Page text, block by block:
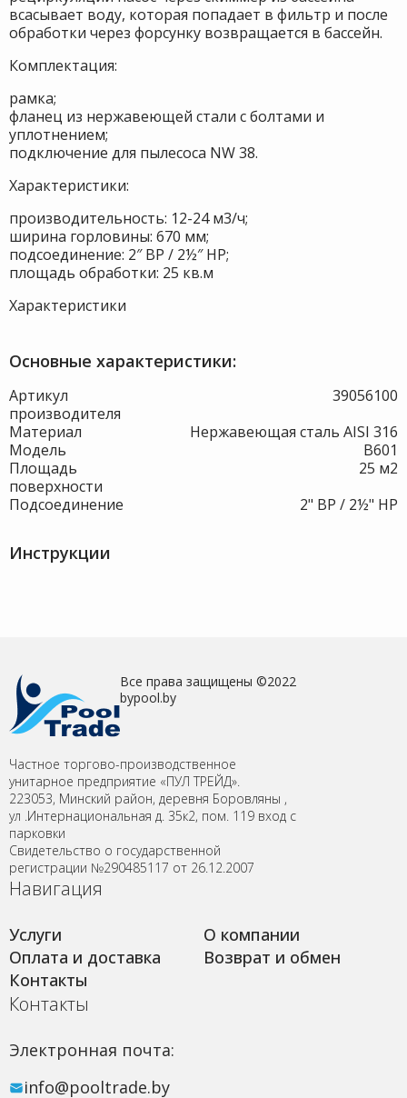
всасывает воду, которая попадает в фильтр и после
обработки через форсунку возвращается в бассейн.
Комплектация:
рамка;
фланец из нержавеющей стали с болтами и
уплотнением;
подключение для пылесоса NW 38.
Характеристики:
производительность: 12-24 м3/ч;
ширина горловины: 670 мм;
подсоединение: 2″ ВР / 2½″ НР;
площадь обработки: 25 кв.м
Характеристики
Основные характеристики:
Артикул
производителя
39056100
Материал
Нержавеющая сталь AISI 316
Модель
B601
Площадь
поверхности
25 м2
Подсоединение
2" ВР / 2½" НР
Инструкции
Все права защищены ©2022
bypool.by
Частное торгово-производственное
унитарное предприятие «ПУЛ ТРЕЙД».
223053, Минский район, деревня Боровляны ,
ул .Интернациональная д. 35к2, пом. 119 вход с
парковки
Свидетельство о государственной
регистрации №290485117 от 26.12.2007
Навигация
Услуги
О компании
Оплата и доставка
Возврат и обмен
Контакты
Контакты
Электронная почта:
info@pooltrade.by